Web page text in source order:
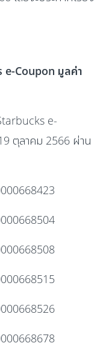
e-Coupon มูลค่า
e-
ตุลาคม 2566 ผ่าน